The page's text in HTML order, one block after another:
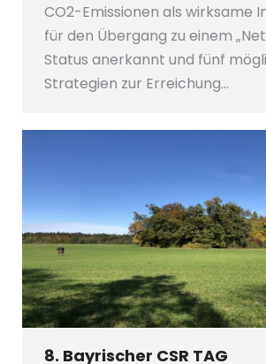
CO2-Emissionen als wirksame
für den Übergang zu einem
Status anerkannt und fünf
Strategien zur Erreichung…
8. Bayrischer CSR TAG